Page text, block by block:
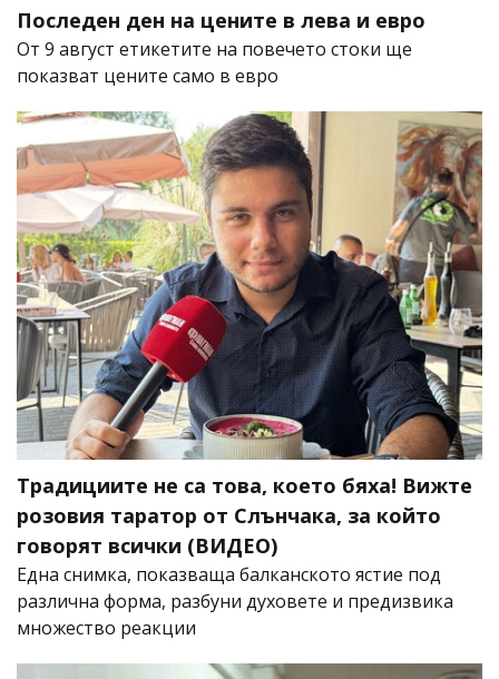
Последен ден на цените в лева и евро
От 9 август етикетите на повечето стоки ще
показват цените само в евро
Традициите не са това, което бяха! Вижте
розовия таратор от Слънчака, за който
говорят всички (ВИДЕО)
Една снимка, показваща балканското ястие под
различна форма, разбуни духовете и предизвика
множество реакции